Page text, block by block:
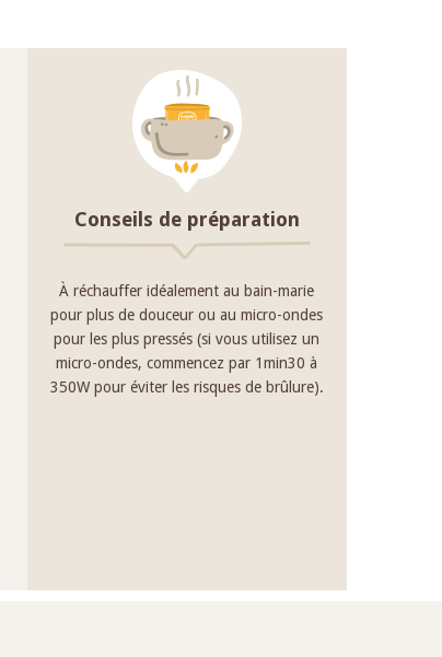
Conseils de préparation
À réchauffer idéalement au bain-marie
pour plus de douceur ou au micro-ondes
pour les plus pressés (si vous utilisez un
micro-ondes, commencez par 1min30 à
350W pour éviter les risques de brûlure).